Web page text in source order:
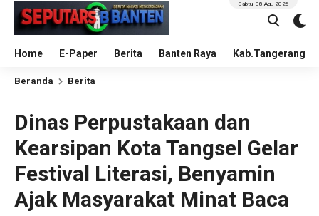
Home E-Paper Berita Banten Raya Kab.Tangerang
Sabtu, 08 Agu 2026
Beranda Berita
Dinas Perpustakaan dan
Kearsipan Kota Tangsel Gelar
Festival Literasi, Benyamin
Ajak Masyarakat Minat Baca